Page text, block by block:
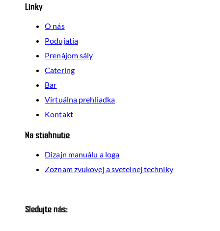
Linky
O nás
Podujatia
Prenájom sály
Catering
Bar
Virtuálna prehliadka
Kontakt
Na stiahnutie
Dizajn manuálu a loga
Zoznam zvukovej a svetelnej techniky
Sledujte nás: